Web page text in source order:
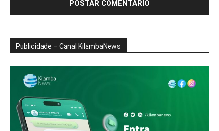
Publicidade – Canal KilambaNews